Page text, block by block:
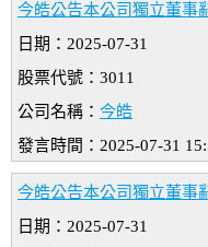
今皓公告本公司獨立董事
日期：2025-07-31
股票代號：3011
公司名稱： 今皓
發言時間：2025-07-31
今皓公告本公司獨立董事
日期：2025-07-31